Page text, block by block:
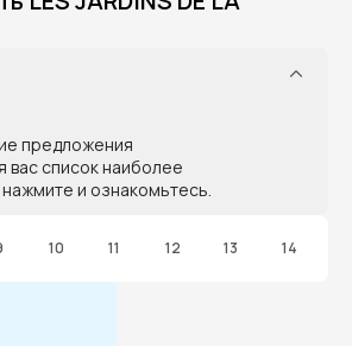
предложения
вас список наиболее
и ознакомьтесь.
10 11 12 13 14